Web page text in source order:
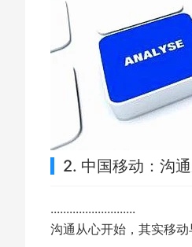
2. 中国移动：沟
...........................
沟通从心开始，其实移动